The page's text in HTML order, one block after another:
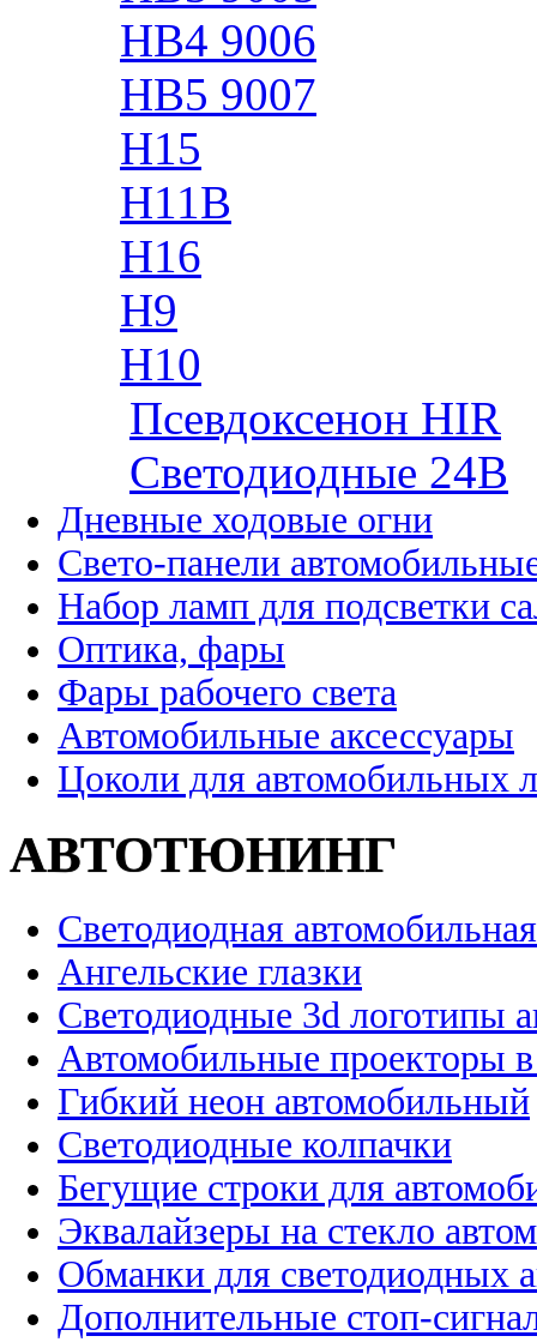
HB4 9006
HB5 9007
H15
H11B
H16
H9
H10
Псевдоксенон HIR
Cветодиодные 24B
Дневные ходовые огни
Свето-панели
Набор ламп для подсветки
Оптика, фары
Фары рабочего света
Автомобильные аксессуары
Цоколи для автомобильных
АВТОТЮНИНГ
Светодиодная
Ангельские глазки
Светодиодные 3d логотипы
Автомобильные проекторы
Гибкий неон автомобильный
Светодиодные колпачки
Бегущие строки для
Эквалайзеры на стекло
Обманки для светодиодных
Дополнительные стоп-